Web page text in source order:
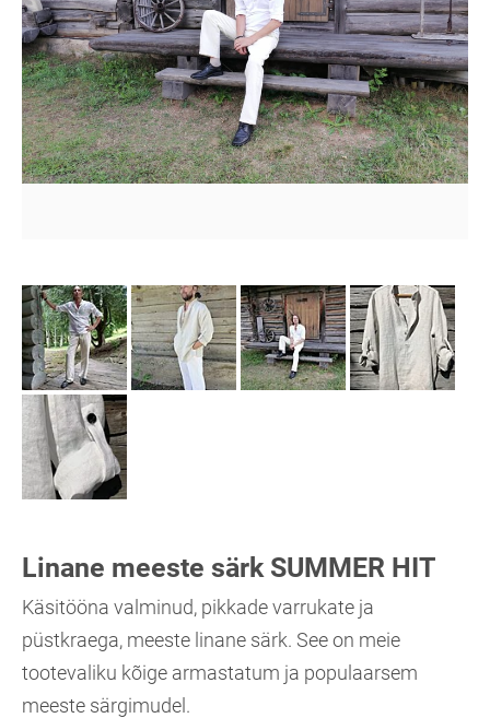
Linane meeste särk SUMMER HIT
Käsitööna valminud, pikkade varrukate ja
püstkraega, meeste linane särk. See on meie
tootevaliku kõige armastatum ja populaarsem
meeste särgimudel.